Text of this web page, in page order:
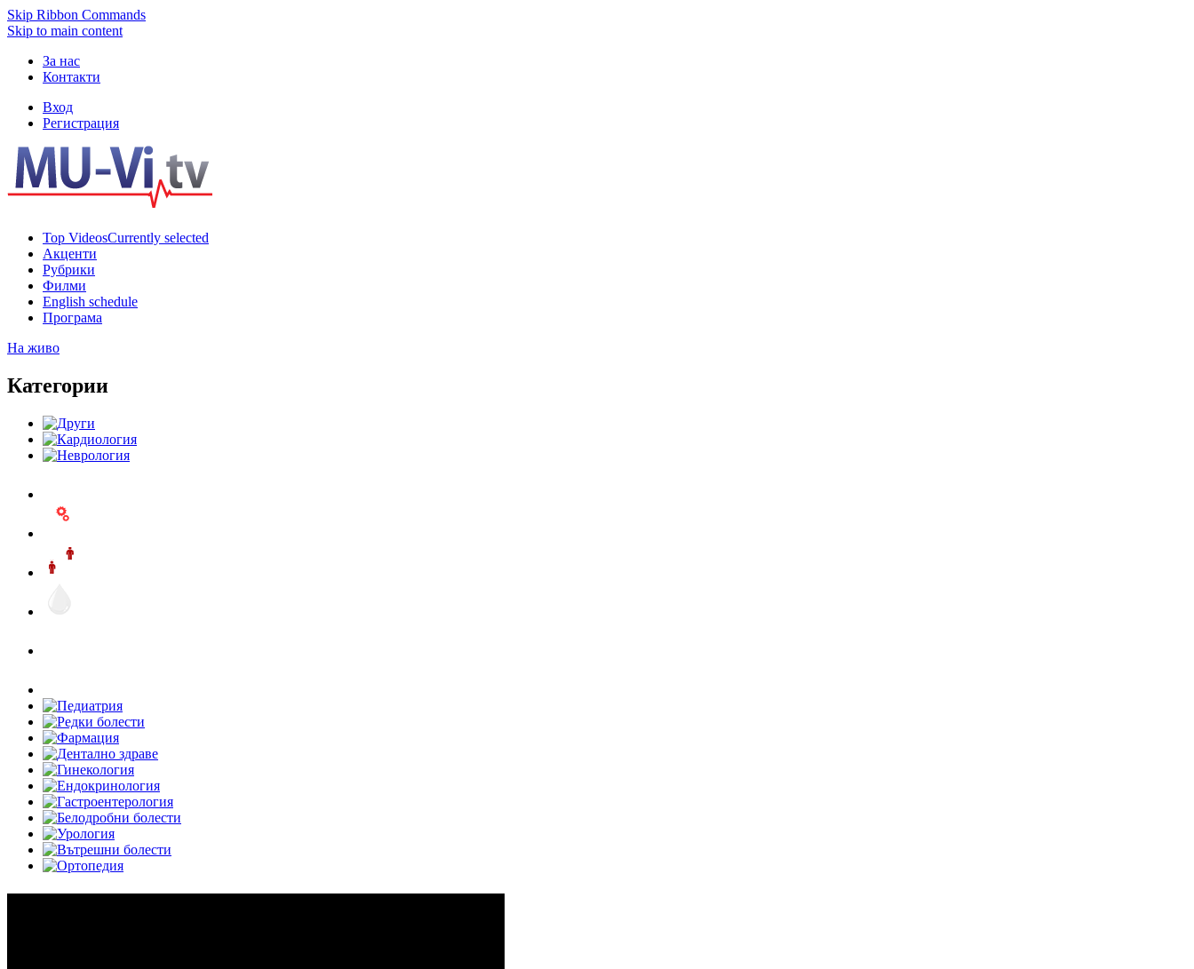
Skip Ribbon Commands
Skip to main content
За нас
Контакти
Вход
Регистрация
Top VideosCurrently selected
Акценти
Рубрики
Филми
English schedule
Програма
На живо
Категории